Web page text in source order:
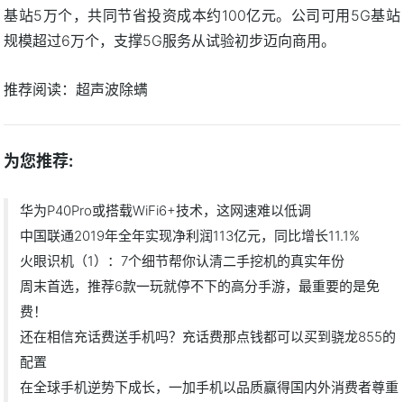
基站5万个，共同节省投资成本约100亿元。公司可用5G基站
规模超过6万个，支撑5G服务从试验初步迈向商用。
推荐阅读：超声波除螨
为您推荐:
华为P40Pro或搭载WiFi6+技术，这网速难以低调
中国联通2019年全年实现净利润113亿元，同比增长11.1%
火眼识机（1）：7个细节帮你认清二手挖机的真实年份
周末首选，推荐6款一玩就停不下的高分手游，最重要的是免
费！
还在相信充话费送手机吗？充话费那点钱都可以买到骁龙855的
配置
在全球手机逆势下成长，一加手机以品质赢得国内外消费者尊重